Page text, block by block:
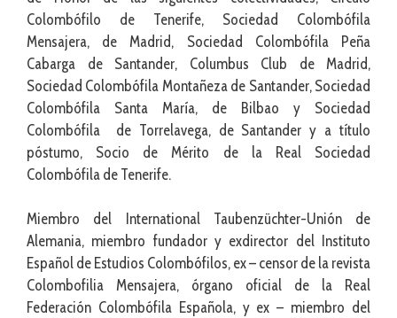
Colombófilo de Tenerife, Sociedad Colombófila
Mensajera, de Madrid, Sociedad Colombófila Peña
Cabarga de Santander, Columbus Club de Madrid,
Sociedad Colombófila Montañeza de Santander, Sociedad
Colombófila Santa María, de Bilbao y Sociedad
Colombófila de Torrelavega, de Santander y a título
póstumo, Socio de Mérito de la Real Sociedad
Colombófila de Tenerife.
Miembro del International Taubenzüchter-Unión de
Alemania, miembro fundador y exdirector del Instituto
Español de Estudios Colombófilos, ex – censor de la revista
Colombofilia Mensajera, órgano oficial de la Real
Federación Colombófila Española, y ex – miembro del